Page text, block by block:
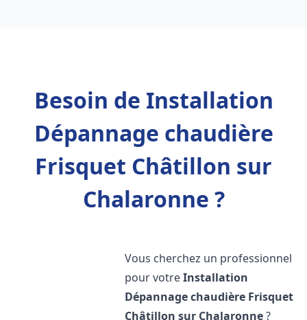
Besoin de Installation
Dépannage chaudière
Frisquet Châtillon sur
Chalaronne ?
Vous cherchez un professionnel
pour votreInstallation
Dépannage chaudière Frisquet
Châtillon sur Chalaronne?